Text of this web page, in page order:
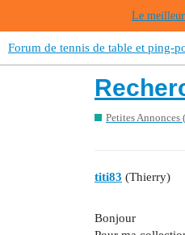
Le
Forum de tennis de table et ping-
Petites Annonces
titi83 (Thierry)
Bonjour